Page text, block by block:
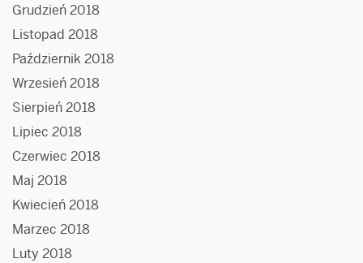
Grudzień 2018
Listopad 2018
Październik 2018
Wrzesień 2018
Sierpień 2018
Lipiec 2018
Czerwiec 2018
Maj 2018
Kwiecień 2018
Marzec 2018
Luty 2018